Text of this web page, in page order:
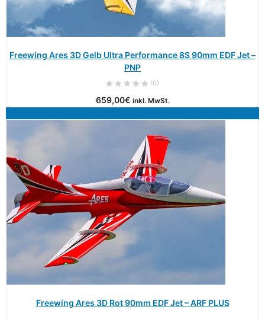
Freewing Ares 3D Gelb Ultra Performance 8S 90mm EDF Jet –
PNP
(0)
659,00€ inkl. MwSt.
Freewing Ares 3D Rot 90mm EDF Jet – ARF PLUS